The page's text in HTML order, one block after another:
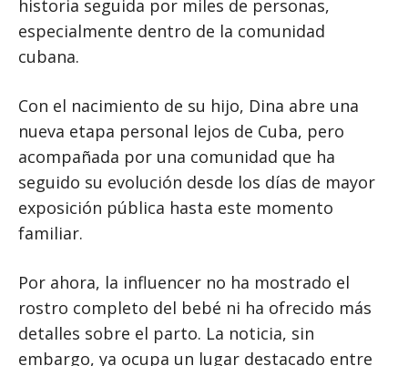
historia seguida por miles de personas,
especialmente dentro de la comunidad
cubana.
Con el nacimiento de su hijo, Dina abre una
nueva etapa personal lejos de Cuba, pero
acompañada por una comunidad que ha
seguido su evolución desde los días de mayor
exposición pública hasta este momento
familiar.
Por ahora, la influencer no ha mostrado el
rostro completo del bebé ni ha ofrecido más
detalles sobre el parto. La noticia, sin
embargo, ya ocupa un lugar destacado entre